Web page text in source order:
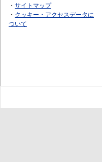
・ サイトマップ
・ クッキー・アクセスデータに
ついて